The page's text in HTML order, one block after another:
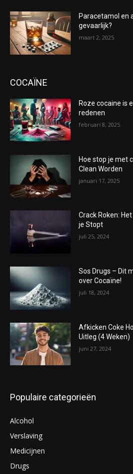
Paracetamol en
gevaarlijk?
maart 2, 2025
COCAÏNE
Roze cocaine is
redenen
februari 8, 2025
Hoe stop je met
Clean Worden
januari 17, 2025
Crack Roken:
je Stopt
juli 25, 2024
Sos Drugs – Dit
over Cocaïne!
juli 18, 2024
Afkicken Coke
Uitleg (4 Weken)
juni 27, 2024
Populaire categorieën
Alcohol
Verslaving
Medicijnen
Drugs